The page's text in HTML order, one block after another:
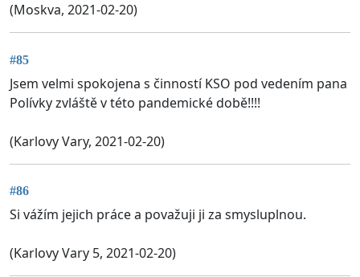
(Moskva, 2021-02-20)
#85
Jsem velmi spokojena s činností KSO pod vedením pana
Polívky zvláště v této pandemické době!!!!
(Karlovy Vary, 2021-02-20)
#86
Si vážím jejich práce a považuji ji za smysluplnou.
(Karlovy Vary 5, 2021-02-20)